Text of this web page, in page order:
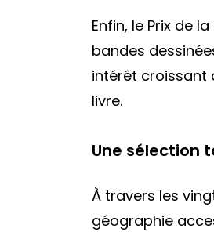
Enfin, le Prix de
bandes
intérêt croissant
livre.
Une sélection
À travers les
géographie